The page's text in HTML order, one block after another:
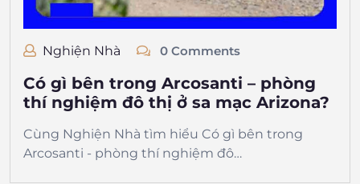
Nghiện Nhà 0 Comments
Có gì bên trong Arcosanti – phòng
thí nghiệm đô thị ở sa mạc Arizona?
Cùng Nghiện Nhà tìm hiểu Có gì bên trong
Arcosanti - phòng thí nghiệm đô…